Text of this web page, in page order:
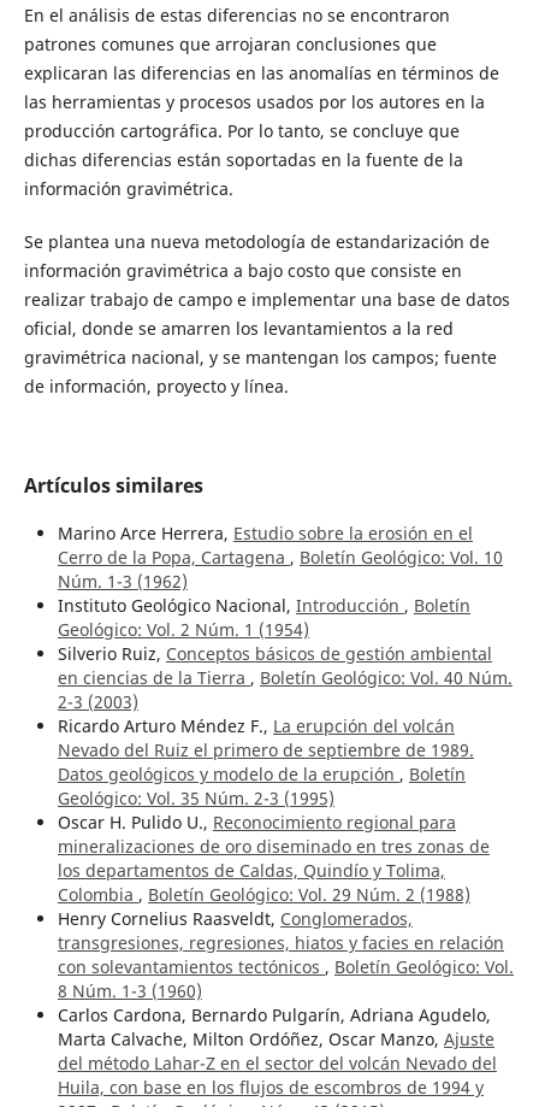
En el análisis de estas diferencias no se encontraron
patrones comunes que arrojaran conclusiones que
explicaran las diferencias en las anomalías en términos de
las herramientas y procesos usados por los autores en la
producción cartográfica. Por lo tanto, se concluye que
dichas diferencias están soportadas en la fuente de la
información gravimétrica.
Se plantea una nueva metodología de estandarización de
información gravimétrica a bajo costo que consiste en
realizar trabajo de campo e implementar una base de datos
oficial, donde se amarren los levantamientos a la red
gravimétrica nacional, y se mantengan los campos; fuente
de información, proyecto y línea.
Artículos similares
Marino Arce Herrera, Estudio sobre la erosión en el
Cerro de la Popa, Cartagena , Boletín Geológico: Vol. 10
Núm. 1-3 (1962)
Instituto Geológico Nacional, Introducción , Boletín
Geológico: Vol. 2 Núm. 1 (1954)
Silverio Ruiz, Conceptos básicos de gestión ambiental
en ciencias de la Tierra , Boletín Geológico: Vol. 40 Núm.
2-3 (2003)
Ricardo Arturo Méndez F., La erupción del volcán
Nevado del Ruiz el primero de septiembre de 1989.
Datos geológicos y modelo de la erupción , Boletín
Geológico: Vol. 35 Núm. 2-3 (1995)
Oscar H. Pulido U., Reconocimiento regional para
mineralizaciones de oro diseminado en tres zonas de
los departamentos de Caldas, Quindío y Tolima,
Colombia , Boletín Geológico: Vol. 29 Núm. 2 (1988)
Henry Cornelius Raasveldt, Conglomerados,
transgresiones, regresiones, hiatos y facies en relación
con solevantamientos tectónicos , Boletín Geológico: Vol.
8 Núm. 1-3 (1960)
Carlos Cardona, Bernardo Pulgarín, Adriana Agudelo,
Marta Calvache, Milton Ordóñez, Oscar Manzo, Ajuste
del método Lahar-Z en el sector del volcán Nevado del
Huila, con base en los flujos de escombros de 1994 y